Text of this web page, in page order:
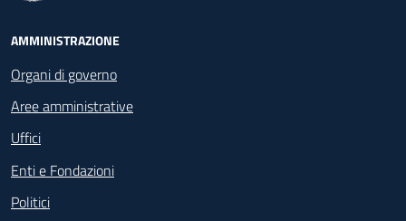
Footer - Navigazione
AMMINISTRAZIONE
Organi di governo
Aree amministrative
Uffici
Enti e Fondazioni
Politici